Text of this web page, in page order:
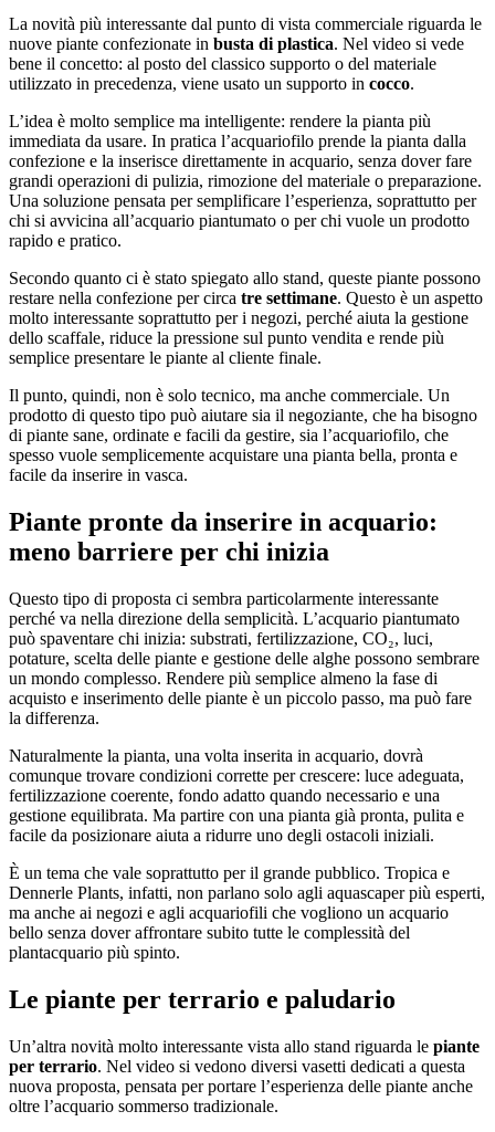
La novità più interessante dal punto di vista commerciale riguarda le
nuove piante confezionate in busta di plastica. Nel video si vede
bene il concetto: al posto del classico supporto o del materiale
utilizzato in precedenza, viene usato un supporto in cocco.
L’idea è molto semplice ma intelligente: rendere la pianta più
immediata da usare. In pratica l’acquariofilo prende la pianta dalla
confezione e la inserisce direttamente in acquario, senza dover fare
grandi operazioni di pulizia, rimozione del materiale o preparazione.
Una soluzione pensata per semplificare l’esperienza, soprattutto per
chi si avvicina all’acquario piantumato o per chi vuole un prodotto
rapido e pratico.
Secondo quanto ci è stato spiegato allo stand, queste piante possono
restare nella confezione per circa tre settimane. Questo è un aspetto
molto interessante soprattutto per i negozi, perché aiuta la gestione
dello scaffale, riduce la pressione sul punto vendita e rende più
semplice presentare le piante al cliente finale.
Il punto, quindi, non è solo tecnico, ma anche commerciale. Un
prodotto di questo tipo può aiutare sia il negoziante, che ha bisogno
di piante sane, ordinate e facili da gestire, sia l’acquariofilo, che
spesso vuole semplicemente acquistare una pianta bella, pronta e
facile da inserire in vasca.
Piante pronte da inserire in acquario:
meno barriere per chi inizia
Questo tipo di proposta ci sembra particolarmente interessante
perché va nella direzione della semplicità. L’acquario piantumato
può spaventare chi inizia: substrati, fertilizzazione, CO₂, luci,
potature, scelta delle piante e gestione delle alghe possono sembrare
un mondo complesso. Rendere più semplice almeno la fase di
acquisto e inserimento delle piante è un piccolo passo, ma può fare
la differenza.
Naturalmente la pianta, una volta inserita in acquario, dovrà
comunque trovare condizioni corrette per crescere: luce adeguata,
fertilizzazione coerente, fondo adatto quando necessario e una
gestione equilibrata. Ma partire con una pianta già pronta, pulita e
facile da posizionare aiuta a ridurre uno degli ostacoli iniziali.
È un tema che vale soprattutto per il grande pubblico. Tropica e
Dennerle Plants, infatti, non parlano solo agli aquascaper più esperti,
ma anche ai negozi e agli acquariofili che vogliono un acquario
bello senza dover affrontare subito tutte le complessità del
plantacquario più spinto.
Le piante per terrario e paludario
Un’altra novità molto interessante vista allo stand riguarda le piante
per terrario. Nel video si vedono diversi vasetti dedicati a questa
nuova proposta, pensata per portare l’esperienza delle piante anche
oltre l’acquario sommerso tradizionale.